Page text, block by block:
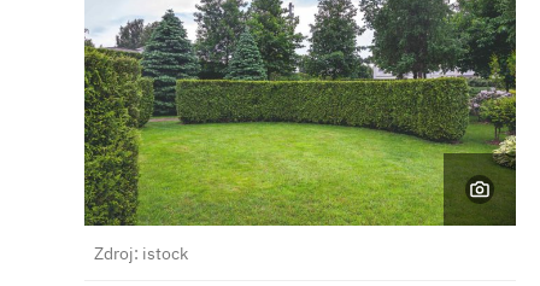
Zdroj: istock